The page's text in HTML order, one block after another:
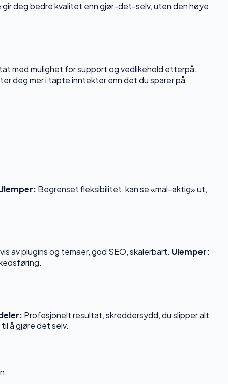
deg bedre kvalitet enn gjør-det-selv, uten den høye
med mulighet for support og vedlikehold etterpå.
deg mer i tapte inntekter enn det du sparer på
Begrenset fleksibilitet, kan se «mal-aktig» ut,
av plugins og temaer, god SEO, skalerbart. Ulemper:
Profesjonelt resultat, skreddersydd, du slipper alt
å gjøre det selv.